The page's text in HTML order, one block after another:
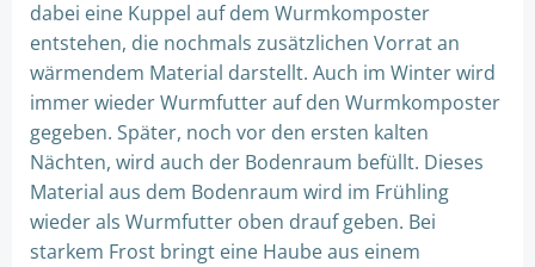
dabei eine Kuppel auf dem Wurmkomposter
entstehen, die nochmals zusätzlichen Vorrat an
wärmendem Material darstellt. Auch im Winter wird
immer wieder Wurmfutter auf den Wurmkomposter
gegeben. Später, noch vor den ersten kalten
Nächten, wird auch der Bodenraum befüllt. Dieses
Material aus dem Bodenraum wird im Frühling
wieder als Wurmfutter oben drauf geben. Bei
starkem Frost bringt eine Haube aus einem